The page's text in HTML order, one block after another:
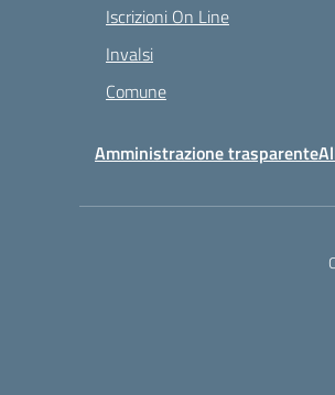
Iscrizioni On Line
Invalsi
Comune
Amministrazione trasparente